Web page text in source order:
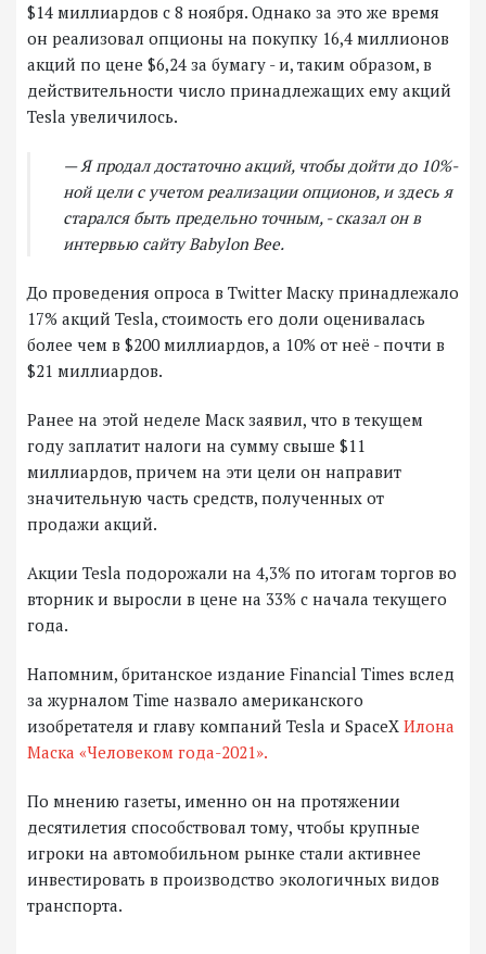
$14 миллиардов с 8 ноября. Однако за это же время
он реализовал опционы на покупку 16,4 миллионов
акций по цене $6,24 за бумагу - и, таким образом, в
действительности число принадлежащих ему акций
Tesla увеличилось.
— Я продал достаточно акций, чтобы дойти до 10%-
ной цели с учетом реализации опционов, и здесь я
старался быть предельно точным, - сказал он в
интервью сайту Babylon Bee.
До проведения опроса в Twitter Маску принадлежало
17% акций Tesla, стоимость его доли оценивалась
более чем в $200 миллиардов, а 10% от неё - почти в
$21 миллиардов.
Ранее на этой неделе Маск заявил, что в текущем
году заплатит налоги на сумму свыше $11
миллиардов, причем на эти цели он направит
значительную часть средств, полученных от
продажи акций.
Акции Tesla подорожали на 4,3% по итогам торгов во
вторник и выросли в цене на 33% с начала текущего
года.
Напомним, британское издание Financial Times вслед
за журналом Time назвало американского
изобретателя и главу компаний Tesla и SpaceX Илона
Маска «Человеком года-2021».
По мнению газеты, именно он на протяжении
десятилетия способствовал тому, чтобы крупные
игроки на автомобильном рынке стали активнее
инвестировать в производство экологичных видов
транспорта.